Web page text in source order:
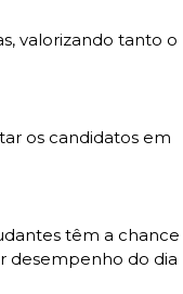
valorizando tanto o
os candidatos em
têm a chance
desempenho do dia